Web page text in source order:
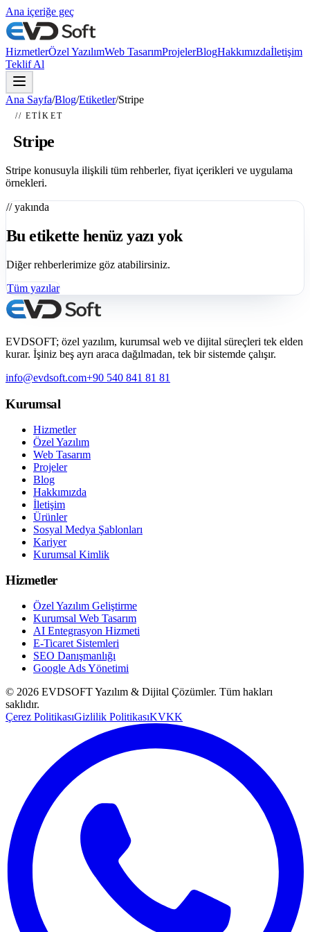
Ana içeriğe geç
HizmetlerÖzel YazılımWeb TasarımProjelerBlogHakkımızdaİletişim
Teklif Al
Ana Sayfa/Blog/Etiketler/Stripe
// ETIKET
Stripe
Stripe konusuyla ilişkili tüm rehberler, fiyat içerikleri ve uygulama
örnekleri.
// yakında
Bu etikette henüz yazı yok
Diğer rehberlerimize göz atabilirsiniz.
Tüm yazılar
EVDSOFT; özel yazılım, kurumsal web ve dijital süreçleri tek elden
kurar. İşiniz beş ayrı araca dağılmadan, tek bir sistemde çalışır.
info@evdsoft.com+90 540 841 81 81
Kurumsal
Hizmetler
Özel Yazılım
Web Tasarım
Projeler
Blog
Hakkımızda
İletişim
Ürünler
Sosyal Medya Şablonları
Kariyer
Kurumsal Kimlik
Hizmetler
Özel Yazılım Geliştirme
Kurumsal Web Tasarım
AI Entegrasyon Hizmeti
E-Ticaret Sistemleri
SEO Danışmanlığı
Google Ads Yönetimi
© 2026 EVDSOFT Yazılım & Dijital Çözümler. Tüm hakları
saklıdır.
Çerez PolitikasıGizlilik PolitikasıKVKK